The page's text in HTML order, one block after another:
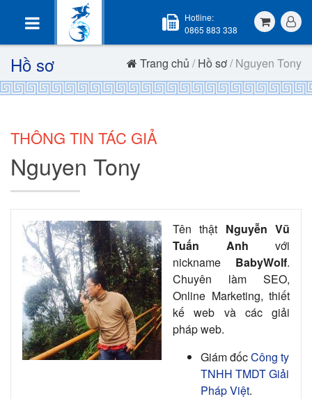
Hotline:
0865 883 338
Hồ sơ Trang chủ /Hồ sơ/ Nguyen Tony
THÔNG TIN TÁC GIẢ
Nguyen Tony
Tên thật Nguyễn Vũ
Tuấn Anh với
nickname BabyWolf.
Chuyên làm SEO,
Online Marketing, thiết
kế web và các giải
pháp web.
Giám đốcCông ty
TNHH TMDT Giải
Pháp Việt.